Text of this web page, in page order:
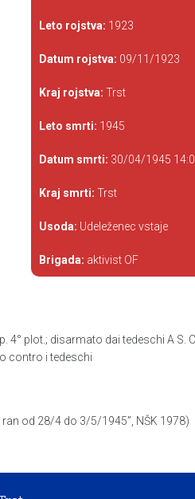
Leto rojstva: 1923
Datum rojstva: 09/11/1923
Kraj rojstva: Trst
Leto smrti: 1945
Datum smrti: 30/04/1945
Kraj smrti: Trst
Usoda: Udeleženec vstaje
Brigada: aktivist OF
4° plot.; disarmato dai tedeschi A
contro i tedeschi
od 28/4 do 3/5/1945”, NŠK 1978)